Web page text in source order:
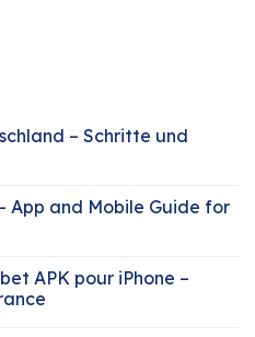
– Schritte und
App and Mobile Guide for
APK pour iPhone –